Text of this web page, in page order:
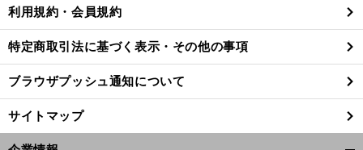
利用規約・会員規約
特定商取引法に基づく表示・その他の事項
ブラウザプッシュ通知について
サイトマップ